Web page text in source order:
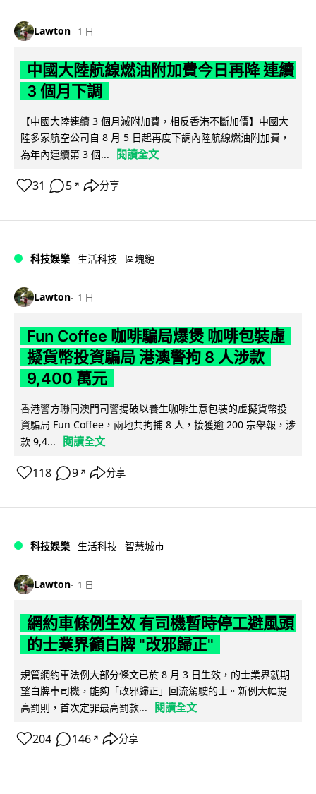
Lawton 1 日
中國大陸航線燃油附加費今日再降 連續
3 個月下調
【中國大陸連續 3 個月減附加費，相反香港不斷加價】中國大
陸多家航空公司自 8 月 5 日起再度下調內陸航線燃油附加費，
為年內連續第 3 個...
閱讀全文
31 5 ↗ 分享
科技娛樂 生活科技 區塊鏈
Lawton 1 日
Fun Coffee 咖啡騙局爆煲 咖啡包裝虛
擬貨幣投資騙局 港澳警拘 8 人涉款
9,400 萬元
香港警方聯同澳門司警搗破以養生咖啡生意包裝的虛擬貨幣投
資騙局 Fun Coffee，兩地共拘捕 8 人，接獲逾 200 宗舉報，涉
款 9,4...
閱讀全文
118 9 ↗ 分享
科技娛樂 生活科技 智慧城市
Lawton 1 日
網約車條例生效 有司機暫時停工避風頭
的士業界籲白牌 "改邪歸正"
規管網約車法例大部分條文已於 8 月 3 日生效，的士業界就期
望白牌車司機，能夠「改邪歸正」回流駕駛的士。新例大幅提
高罰則，首次定罪最高罰款...
閱讀全文
204 146 ↗ 分享